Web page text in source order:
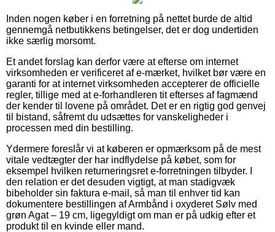
Inden nogen køber i en forretning på nettet burde de altid
gennemgå netbutikkens betingelser, det er dog undertiden
ikke særlig morsomt.
Et andet forslag kan derfor være at efterse om internet
virksomheden er verificeret af e-mærket, hvilket bør være en
garanti for at internet virksomheden accepterer de officielle
regler, tillige med at e-forhandleren tit efterses af fagmænd
der kender til lovene på området. Det er en rigtig god genvej
til bistand, såfremt du udsættes for vanskeligheder i
processen med din bestilling.
Ydermere foreslår vi at køberen er opmærksom på de mest
vitale vedtægter der har indflydelse på købet, som for
eksempel hvilken returneringsret e-forretningen tilbyder. I
den relation er det desuden vigtigt, at man stadigvæk
bibeholder sin faktura e-mail, så man til enhver tid kan
dokumentere bestillingen af Armbånd i oxyderet Sølv med
grøn Agat – 19 cm, ligegyldigt om man er på udkig efter et
produkt til en kvinde eller mand.